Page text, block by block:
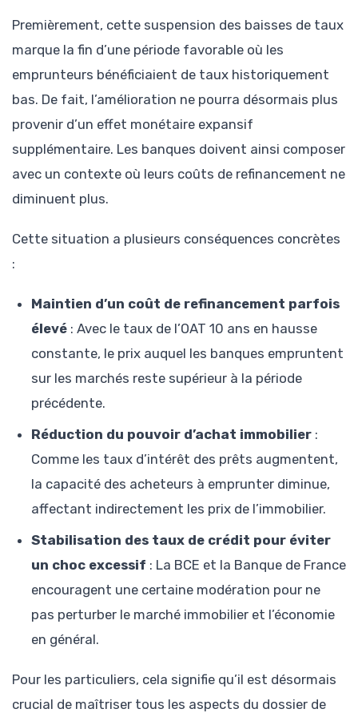
Premièrement, cette suspension des baisses de taux
marque la fin d’une période favorable où les
emprunteurs bénéficiaient de taux historiquement
bas. De fait, l’amélioration ne pourra désormais plus
provenir d’un effet monétaire expansif
supplémentaire. Les banques doivent ainsi composer
avec un contexte où leurs coûts de refinancement ne
diminuent plus.
Cette situation a plusieurs conséquences concrètes
:
Maintien d’un coût de refinancement parfois
élevé : Avec le taux de l’OAT 10 ans en hausse
constante, le prix auquel les banques empruntent
sur les marchés reste supérieur à la période
précédente.
Réduction du pouvoir d’achat immobilier :
Comme les taux d’intérêt des prêts augmentent,
la capacité des acheteurs à emprunter diminue,
affectant indirectement les prix de l’immobilier.
Stabilisation des taux de crédit pour éviter
un choc excessif : La BCE et la Banque de France
encouragent une certaine modération pour ne
pas perturber le marché immobilier et l’économie
en général.
Pour les particuliers, cela signifie qu’il est désormais
crucial de maîtriser tous les aspects du dossier de